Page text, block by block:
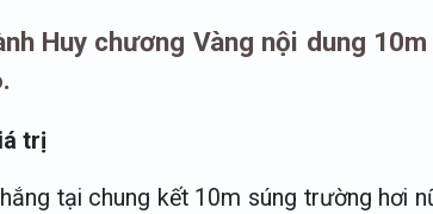
Huy chương Vàng nội dung
trị
tại chung kết 10m súng trường